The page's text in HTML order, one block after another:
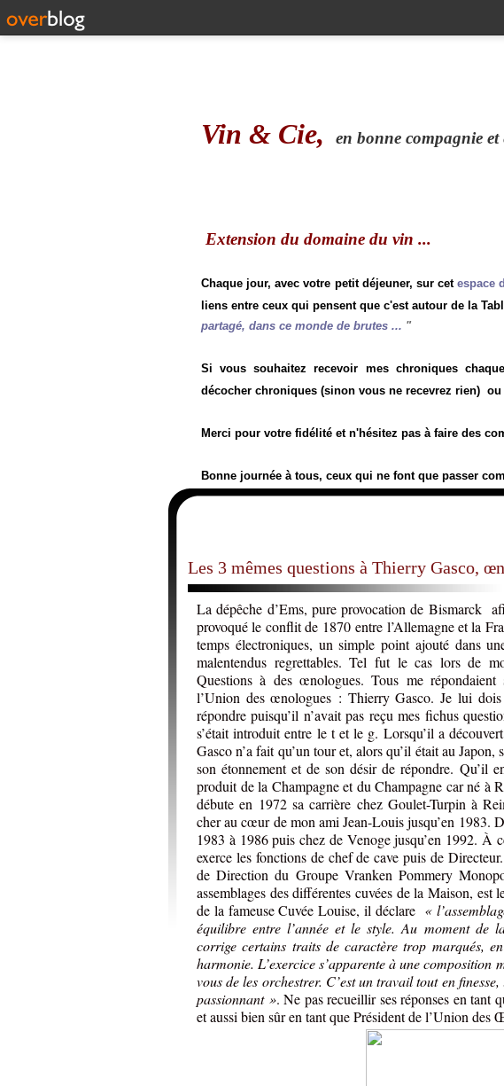
Vin & Cie, en bonne compagnie
Extension du domaine du vin ...
Chaque jour, avec votre petit déjeuner, sur cetespace
liens entre ceux qui pensent que c'est autour de la
partagé, dans ce monde de brutes ... "
Si vous souhaitez recevoir mes chroniques
décocher chroniques (sinon vous ne recevrez rien) ou
Merci pour votre fidélité et n'hésitez pas à faire des
Bonne journée à tous, ceux qui ne font que passer
Les 3 mêmes questions à Thierry Gasco,
La dépêche d’Ems, pure provocation de Bismarck
provoqué le conflit de 1870 entre l’Allemagne et la
temps électroniques, un simple point ajouté dans
malentendus regrettables. Tel fut le cas lors de
Questions à des œnologues. Tous me
l’Union des œnologues : Thierry Gasco. Je lui
répondre puisqu’il n’avait pas reçu mes fichus
s’était introduit entre le t et le g. Lorsqu’il a
Gasco n’a fait qu’un tour et, alors qu’il était au
son étonnement et de son désir de répondre. Qu’il
produit de la Champagne et du Champagne car né à
débute en 1972 sa carrière chez Goulet-Turpin à
cher au cœur de mon ami Jean-Louis jusqu’en 1983.
1983 à 1986 puis chez de Venoge jusqu’en 1992. À
exerce les fonctions de chef de cave puis de
de Direction du Groupe Vranken Pommery
assemblages des différentes cuvées de la Maison,
de la fameuse Cuvée Louise, il déclare «
équilibre entre l’année et le style. Au moment de
corrige certains traits de caractère trop marqués,
harmonie. L’exercice s’apparente à une composition
vous de les orchestrer. C’est un travail tout en
passionnant ». Ne pas recueillir ses réponses en tant
et aussi bien sûr en tant que Président de l’Union des